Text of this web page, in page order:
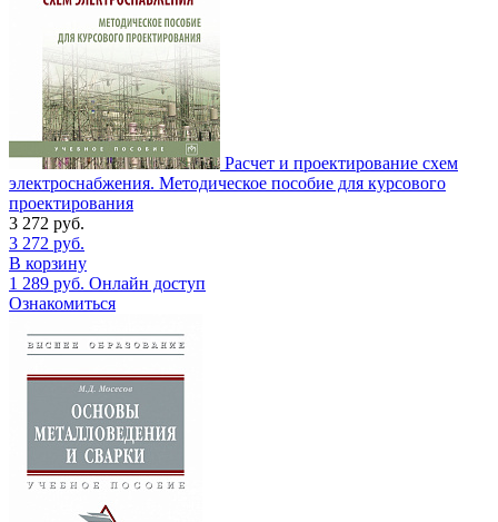
Расчет и проектирование схем
электроснабжения. Методическое пособие для курсового
проектирования
3 272 руб.
3 272 руб.
В корзину
1 289 руб. Онлайн доступ
Ознакомиться